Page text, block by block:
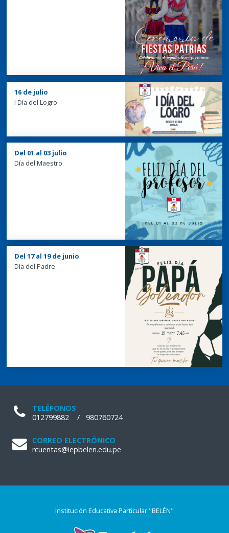
16 de julio
I Día del Logro
Del 01 al 03 julio
Día del Maestro
Del 17 al 19 de junio
Día del Padre
TELÉFONOS
012799882 /980760724
CORREO ELECTRÓNICO
rcuentas@iepbelen.edu.pe
Institución Educativa Particular "BELÉN"